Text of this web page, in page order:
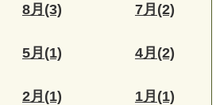
8月(3) 7月(2)
5月(1) 4月(2)
2月(1) 1月(1)